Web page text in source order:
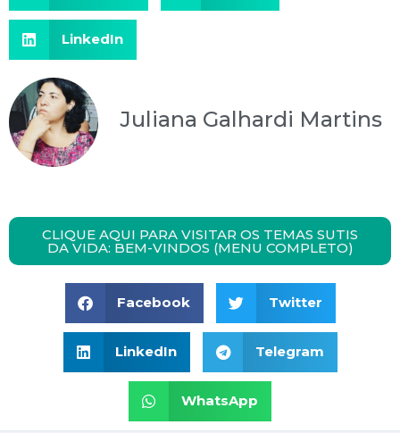
LinkedIn
Juliana Galhardi Martins
CLIQUE AQUI PARA VISITAR OS TEMAS SUTIS
DA VIDA: BEM-VINDOS (MENU COMPLETO)
Facebook Twitter
LinkedIn Telegram
WhatsApp